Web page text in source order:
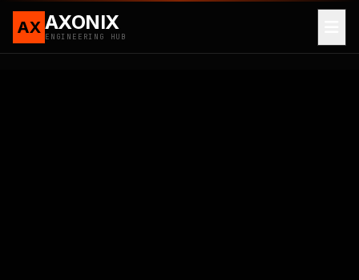
AX AXONIX
ENGINEERING HUB